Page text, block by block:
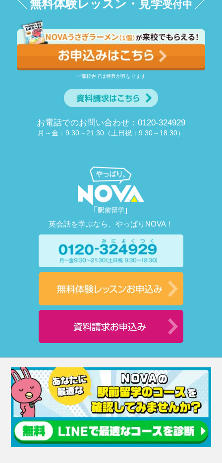
無料体験レッスン・見学受付中
一部校舎では特典が異なります
お電話でのお問い合わせ：0120-324929
月～金：9:30～21:30（土日祝：9:30～18:30）
英会話を学ぶなら、やっぱりNOVA！